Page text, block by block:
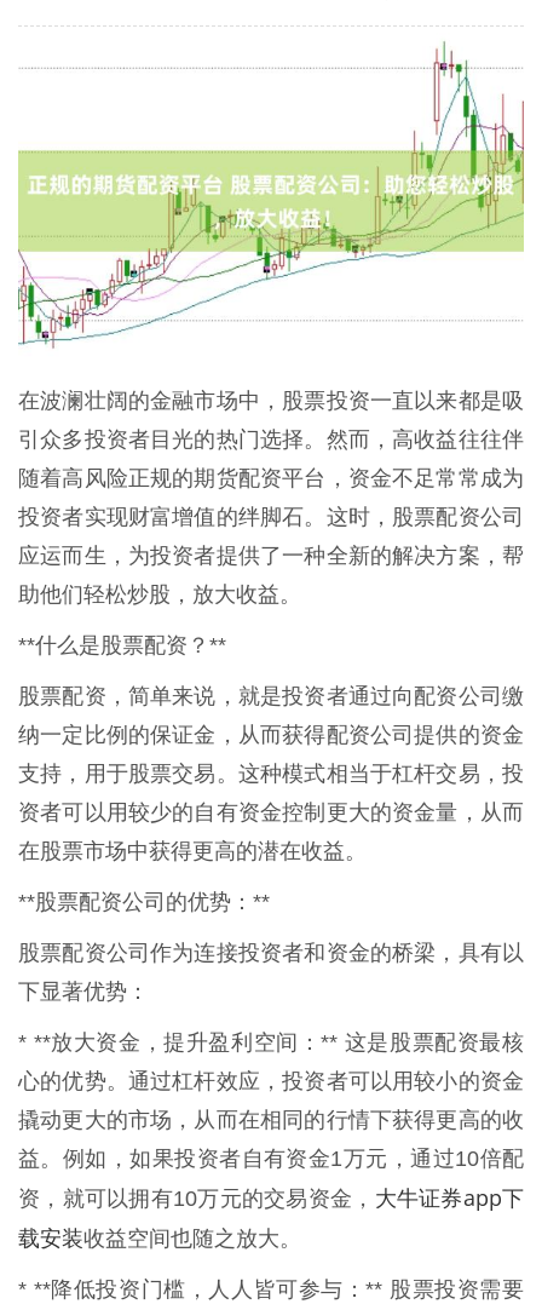
在波澜壮阔的金融市场中，股票投资一直以来都是吸
引众多投资者目光的热门选择。然而，高收益往往伴
随着高风险正规的期货配资平台，资金不足常常成为
投资者实现财富增值的绊脚石。这时，股票配资公司
应运而生，为投资者提供了一种全新的解决方案，帮
助他们轻松炒股，放大收益。
**什么是股票配资？**
股票配资，简单来说，就是投资者通过向配资公司缴
纳一定比例的保证金，从而获得配资公司提供的资金
支持，用于股票交易。这种模式相当于杠杆交易，投
资者可以用较少的自有资金控制更大的资金量，从而
在股票市场中获得更高的潜在收益。
**股票配资公司的优势：**
股票配资公司作为连接投资者和资金的桥梁，具有以
下显著优势：
* **放大资金，提升盈利空间：** 这是股票配资最核
心的优势。通过杠杆效应，投资者可以用较小的资金
撬动更大的市场，从而在相同的行情下获得更高的收
益。例如，如果投资者自有资金1万元，通过10倍配
资，就可以拥有10万元的交易资金， 大牛证券app下
载安装收益空间也随之放大。
* **降低投资门槛，人人皆可参与：** 股票投资需要